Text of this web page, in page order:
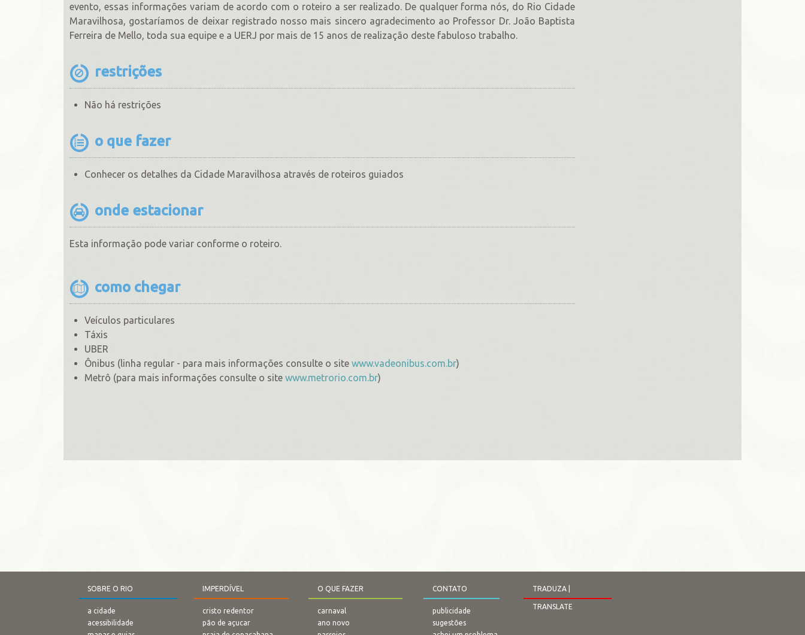
evento, essas informações variam de acordo com o roteiro a ser realizado. De qualquer forma nós, do Rio Cidade
Maravilhosa, gostaríamos de deixar registrado nosso mais sincero agradecimento ao Professor Dr. João Baptista
Ferreira de Mello, toda sua equipe e a UERJ por mais de 15 anos de realização deste fabuloso trabalho.
restrições
Não há restrições
o que fazer
Conhecer os detalhes da Cidade Maravilhosa através de roteiros guiados
onde estacionar
Esta informação pode variar conforme o roteiro.
como chegar
Veículos particulares
Táxis
UBER
Ônibus (linha regular - para mais informações consulte o site www.vadeonibus.com.br)
Metrô (para mais informações consulte o site www.metrorio.com.br)
SOBRE O RIO
a cidade
acessibilidade
IMPERDÍVEL
cristo redentor
pão de açucar
O QUE FAZER
carnaval
ano novo
CONTATO
publicidade
sugestões
TRADUZA |
TRANSLATE